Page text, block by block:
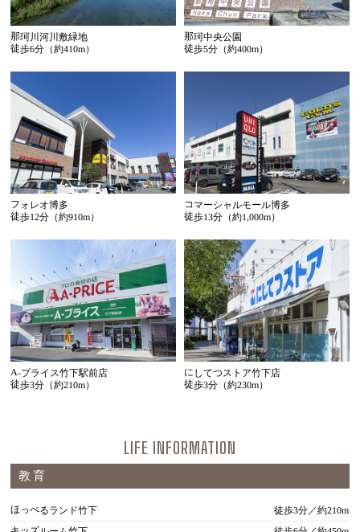
那珂川河川敷緑地
徒歩6分（約410m）
那珂中央公園
徒歩5分（約400m）
フォレオ博多
徒歩12分（約910m）
コマーシャルモール博多
徒歩13分（約1,000m）
A-プライス竹下駅前店
徒歩3分（約210m）
にしてつストア竹下店
徒歩3分（約230m）
LIFE INFORMATION
教育
ほっぺるランド竹下 徒歩3分／約210m